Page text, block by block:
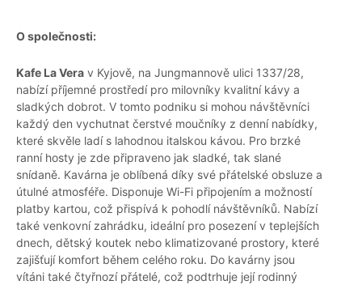
O společnosti:
Kafe La Vera v Kyjově, na Jungmannově ulici 1337/28,
nabízí příjemné prostředí pro milovníky kvalitní kávy a
sladkých dobrot. V tomto podniku si mohou návštěvníci
každý den vychutnat čerstvé moučníky z denní nabídky,
které skvěle ladí s lahodnou italskou kávou. Pro brzké
ranní hosty je zde připraveno jak sladké, tak slané
snídaně. Kavárna je oblíbená díky své přátelské obsluze a
útulné atmosféře. Disponuje Wi-Fi připojením a možností
platby kartou, což přispívá k pohodlí návštěvníků. Nabízí
také venkovní zahrádku, ideální pro posezení v teplejších
dnech, dětský koutek nebo klimatizované prostory, které
zajišťují komfort během celého roku. Do kavárny jsou
vítáni také čtyřnozí přátelé, což podtrhuje její rodinný